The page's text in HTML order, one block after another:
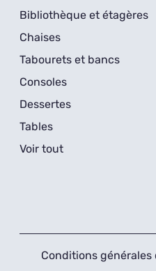
Bibliothèque et étagères
Chaises
Tabourets et bancs
Consoles
Dessertes
Tables
Voir tout
Conditions générales